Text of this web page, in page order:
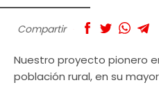
Compartir
Nuestro proyecto pionero
población rural, en su